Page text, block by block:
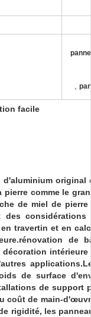
facile
original
comme le
de miel de
travertin et en
de
de surface
de support
coût de main-
rigidité, les